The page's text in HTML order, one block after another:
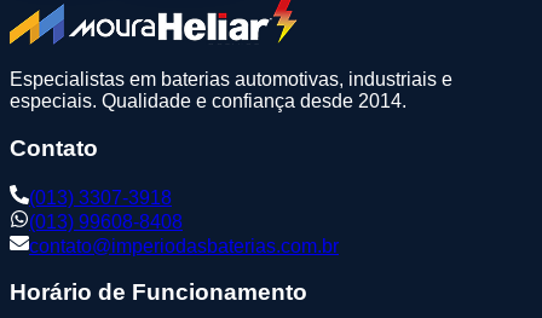
Especialistas em baterias automotivas, industriais e
especiais. Qualidade e confiança desde 2014.
Contato
(013) 3307-3918
(013) 99608-8408
contato@imperiodasbaterias.com.br
Horário de Funcionamento